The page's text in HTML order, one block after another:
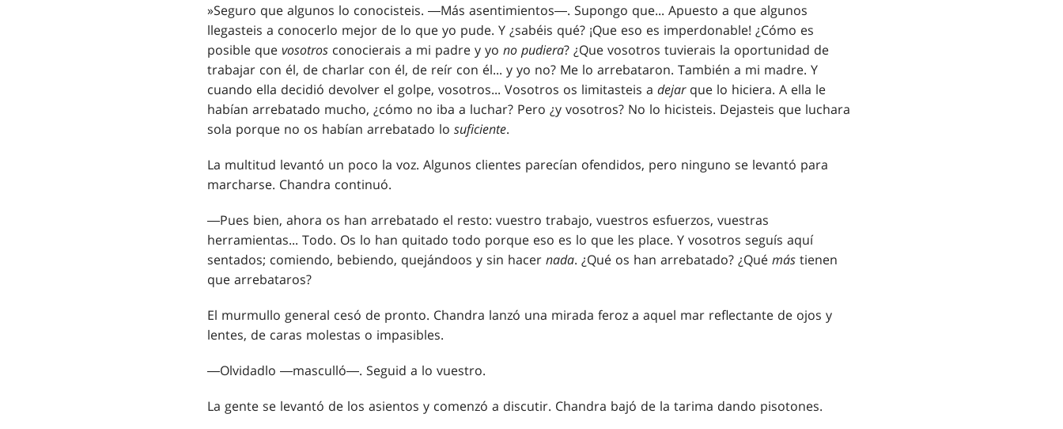
»Seguro que algunos lo conocisteis. ―Más asentimientos―. Supongo que... Apuesto a que algunos
llegasteis a conocerlo mejor de lo que yo pude. Y ¿sabéis qué? ¡Que eso es imperdonable! ¿Cómo es
posible que vosotros conocierais a mi padre y yo no pudiera? ¿Que vosotros tuvierais la oportunidad de
trabajar con él, de charlar con él, de reír con él... y yo no? Me lo arrebataron. También a mi madre. Y
cuando ella decidió devolver el golpe, vosotros... Vosotros os limitasteis a dejarque lo hiciera. A ella le
habían arrebatado mucho, ¿cómo no iba a luchar? Pero ¿y vosotros? No lo hicisteis. Dejasteis que luchara
sola porque no os habían arrebatado lo suficiente.
La multitud levantó un poco la voz. Algunos clientes parecían ofendidos, pero ninguno se levantó para
marcharse. Chandra continuó.
―Pues bien, ahora os han arrebatado el resto: vuestro trabajo, vuestros esfuerzos, vuestras
herramientas... Todo. Os lo han quitado todo porque eso es lo que les place. Y vosotros seguís aquí
sentados; comiendo, bebiendo, quejándoos y sin hacer nada. ¿Qué os han arrebatado? ¿Qué más tienen
que arrebataros?
El murmullo general cesó de pronto. Chandra lanzó una mirada feroz a aquel mar reflectante de ojos y
lentes, de caras molestas o impasibles.
―Olvidadlo ―masculló―. Seguid a lo vuestro.
La gente se levantó de los asientos y comenzó a discutir. Chandra bajó de la tarima dando pisotones.